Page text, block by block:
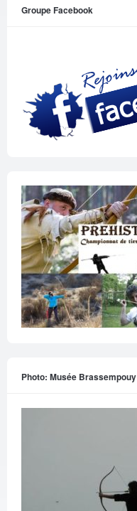
Groupe Facebook
Photo: Musée Brassempouy